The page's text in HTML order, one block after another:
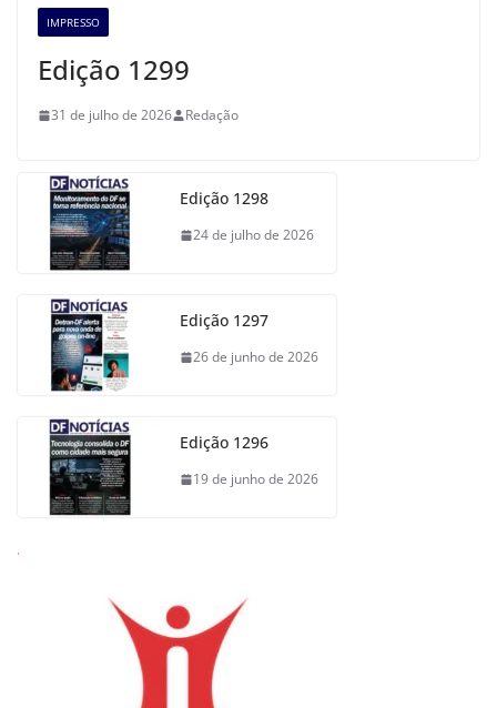
IMPRESSO
Edição 1299
31 de julho de 2026 Redação
Edição 1298
24 de julho de 2026
Edição 1297
26 de junho de 2026
Edição 1296
19 de junho de 2026